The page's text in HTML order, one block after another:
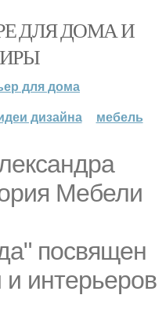
ДЛЯ ДОМА И
для дома
дизайна мебель
Мебели
посвящен
интерьеров